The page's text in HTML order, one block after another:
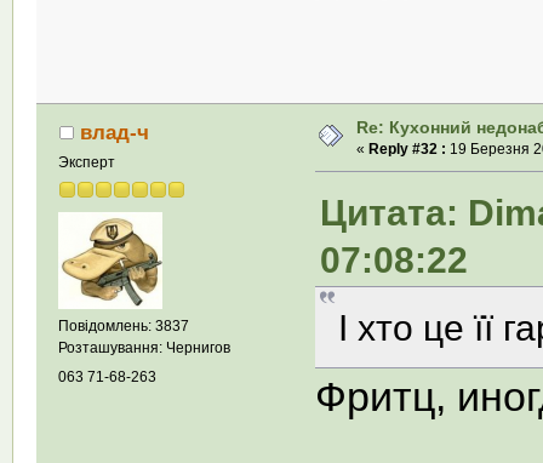
влад-ч
Эксперт
Повідомлень: 3837
Розташування: Чернигов
063 71-68-263
Re: Кухонний
« Reply #32 : 19 Березня
Цитата:
07:08:22
І хто це її
Фритц,